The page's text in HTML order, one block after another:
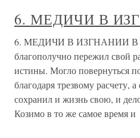
6. МЕДИЧИ В
6. МЕДИЧИ В ИЗГНАНИИ В
благополучно пережил свой
истины. Могло повернуться
благодаря трезвому расчету,
сохранил и жизнь свою, и
Козимо в то же самое время и